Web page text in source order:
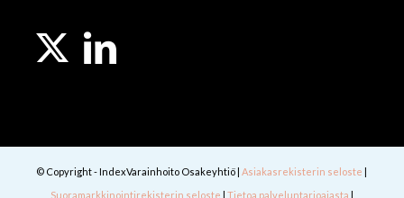
© Copyright - IndexVarainhoito Osakeyhtiö |Asiakasrekisterin seloste
Suoramarkkinointirekisterin seloste
Tietoa palveluntarjoajasta